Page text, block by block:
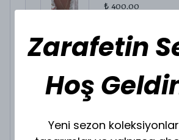
₺ 400.00
₺ 200.00
Zarafetin
Hoş
Yeni sezon